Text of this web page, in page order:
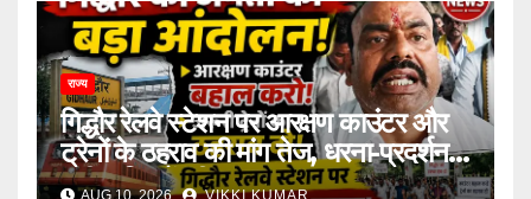
राज्य
गिद्धौर रेलवे स्टेशन पर आरक्षण काउंटर और
ट्रेनों के ठहराव की मांग तेज, धरना-प्रदर्शन में
उठी यात्रियों की आवाज